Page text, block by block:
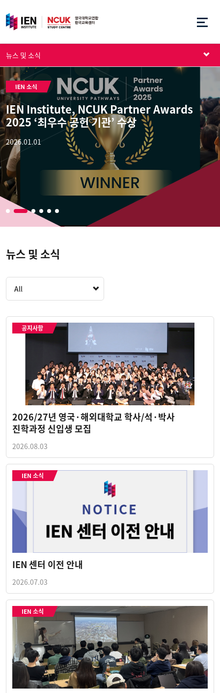
IEN 소식
IEN Institute, NCUK Partner Awards
2025 ‘최우수 공헌 기관’ 수상
2026.01.01
뉴스 및 소식
뉴스 및 소식
All
공지사항
2026/27년 영국·해외대학교 학사/석·박사
진학과정 신입생 모집
2026.08.03
IEN 소식
IEN 센터 이전 안내
2026.07.03
IEN 소식